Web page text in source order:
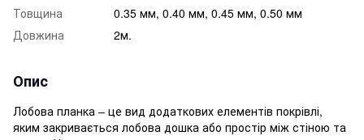
Товщина
0.35 мм, 0.40 мм, 0.45 мм, 0.50 мм
Довжина
2м.
Опис
Лобова планка – це вид додаткових елементів покрівлі,
яким закривається лобова дошка або простір між стіною та